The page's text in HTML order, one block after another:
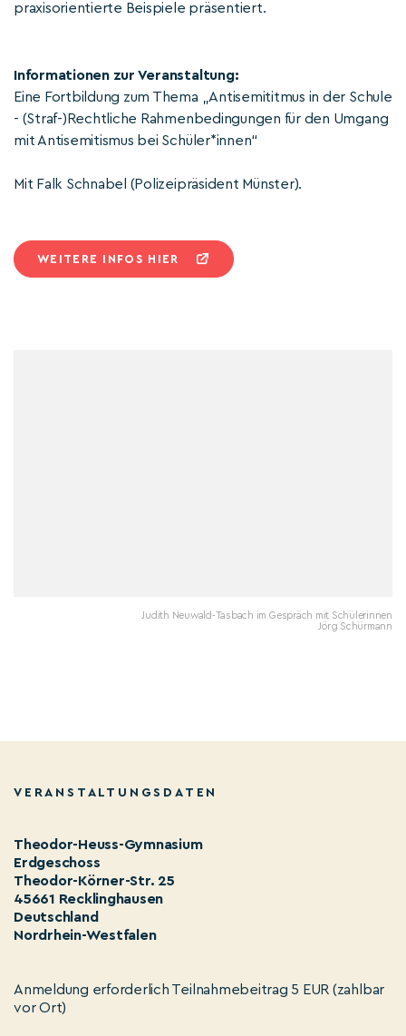
praxisorientierte Beispiele präsentiert.
Informationen zur Veranstaltung:
Eine Fortbildung zum Thema „Antisemititmus in der Schule
- (Straf-)Rechtliche Rahmenbedingungen für den Umgang
mit Antisemitismus bei Schüler*innen“
Mit Falk Schnabel (Polizeipräsident Münster).
WEITERE INFOS HIER
Judith Neuwald-Tasbach im Gespräch mit Schülerinnen
Jörg Schürmann
VERANSTALTUNGSDATEN
Theodor-Heuss-Gymnasium
Erdgeschoss
Theodor-Körner-Str. 25
45661 Recklinghausen
Deutschland
Nordrhein-Westfalen
Anmeldung erforderlich Teilnahmebeitrag 5 EUR (zahlbar
vor Ort)